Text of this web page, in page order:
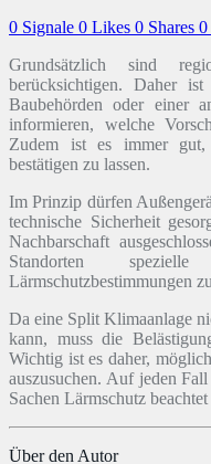
0 Signale 0 Likes 0 Shares 0
Grundsätzlich sind
berücksichtigen. Daher
Baubehörden oder einer
informieren, welche
Zudem ist es immer
bestätigen zu lassen.
Im Prinzip dürfen
technische Sicherheit
Nachbarschaft
Standorten spezielle
Lärmschutzbestimmungen
Da eine Split Klimaanlage
kann, muss die
Wichtig ist es daher,
auszusuchen. Auf jeden
Sachen Lärmschutz
Über den Autor